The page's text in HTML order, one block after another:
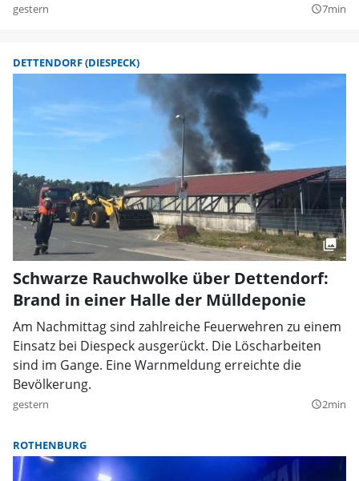
gestern query_builder7min
DETTENDORF (DIESPECK)
Schwarze Rauchwolke über Dettendorf:
Brand in einer Halle der Mülldeponie
Am Nachmittag sind zahlreiche Feuerwehren zu einem
Einsatz bei Diespeck ausgerückt. Die Löscharbeiten
sind im Gange. Eine Warnmeldung erreichte die
Bevölkerung.
gestern query_builder2min
ROTHENBURG